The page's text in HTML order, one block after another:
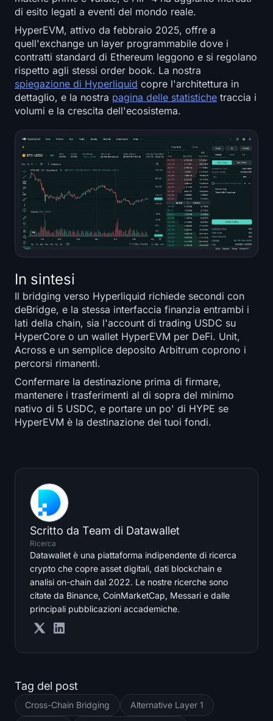
di esito legati a eventi del mondo reale.
HyperEVM, attivo da febbraio 2025, offre a
quell'exchange un layer programmabile dove i
contratti standard di Ethereum leggono e si regolano
rispetto agli stessi order book. La nostra
spiegazione di Hyperliquid copre l'architettura in
dettaglio, e la nostra pagina delle statistiche traccia i
volumi e la crescita dell'ecosistema.
In sintesi
Il bridging verso Hyperliquid richiede secondi con
deBridge, e la stessa interfaccia finanzia entrambi i
lati della chain, sia l'account di trading USDC su
HyperCore o un wallet HyperEVM per DeFi. Unit,
Across e un semplice deposito Arbitrum coprono i
percorsi rimanenti.
Confermare la destinazione prima di firmare,
mantenere i trasferimenti al di sopra del minimo
nativo di 5 USDC, e portare un po' di HYPE se
HyperEVM è la destinazione dei tuoi fondi.
Scritto da Team di Datawallet
Ricerca
Datawallet è una piattaforma indipendente di ricerca
crypto che copre asset digitali, dati blockchain e
analisi on-chain dal 2022. Le nostre ricerche sono
citate da Binance, CoinMarketCap, Messari e dalle
principali pubblicazioni accademiche.
Tag del post
Cross-Chain Bridging Alternative Layer 1